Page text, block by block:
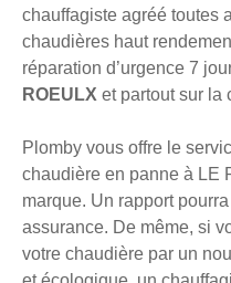
chauffagiste agréé toutes
chaudières haut
réparation d’urgence 7
ROEULX et partout sur la
Plomby vous offre le
chaudière en panne à LE
marque. Un rapport
assurance. De même, si
votre chaudière par un